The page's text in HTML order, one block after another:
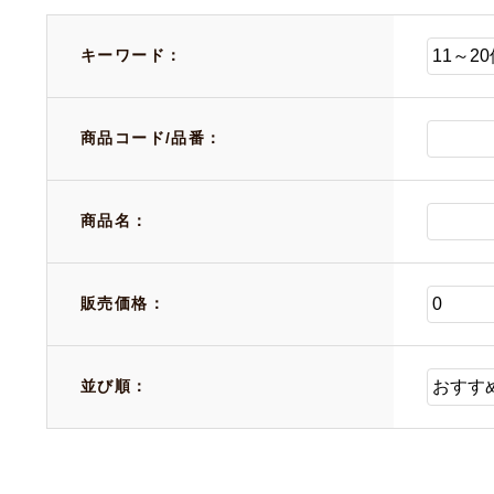
キーワード：
商品コード/品番：
商品名：
販売価格：
並び順：